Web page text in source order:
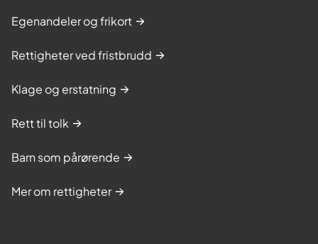
Egenandeler og frikort
Rettigheter ved fristbrudd
Klage og erstatning
Rett til tolk
Barn som pårørende
Mer om rettigheter